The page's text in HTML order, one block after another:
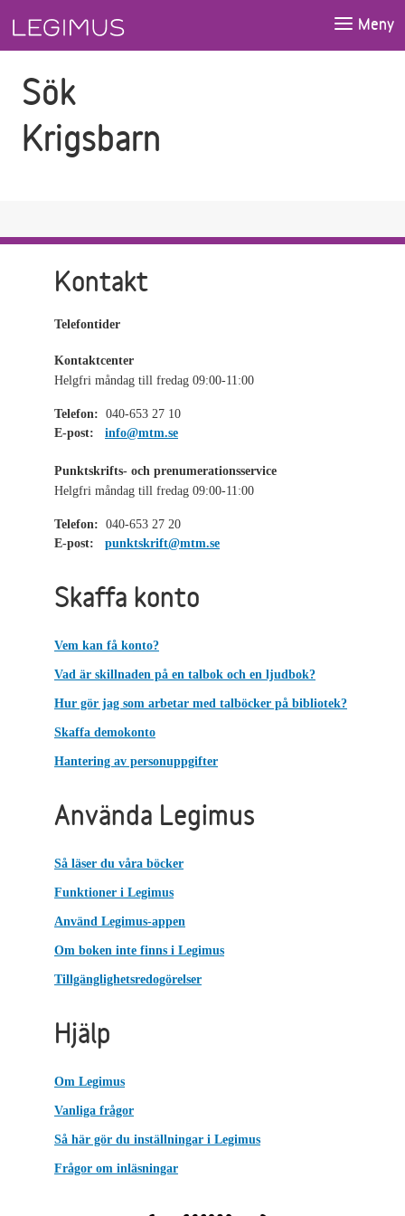
Meny
Sök
Krigsbarn
Kontakt
Telefontider
Kontaktcenter
Helgfri måndag till fredag 09:00-11:00
Telefon: 040-653 27 10
E-post:
info@mtm.se
Punktskrifts- och prenumerationsservice
Helgfri måndag till fredag 09:00-11:00
Telefon: 040-653 27 20
E-post:
punktskrift@mtm.se
Skaffa konto
Vem kan få konto?
Vad är skillnaden på en talbok och en ljudbok?
Hur gör jag som arbetar med talböcker på bibliotek?
Skaffa demokonto
Hantering av personuppgifter
Använda Legimus
Så läser du våra böcker
Funktioner i Legimus
Använd Legimus-appen
Om boken inte finns i Legimus
Tillgänglighetsredogörelser
Hjälp
Om Legimus
Vanliga frågor
Så här gör du inställningar i Legimus
Frågor om inläsningar